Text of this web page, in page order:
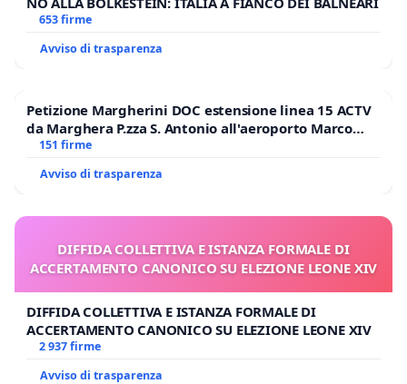
653 firme
Avviso di trasparenza
Petizione Margherini DOC estensione linea 15 ACTV
da Marghera P.zza S. Antonio all'aeroporto Marco
Polo tariffa a € 1,50
151 firme
Avviso di trasparenza
DIFFIDA COLLETTIVA E ISTANZA FORMALE DI
ACCERTAMENTO CANONICO SU ELEZIONE LEONE XIV
DIFFIDA COLLETTIVA E ISTANZA FORMALE DI
ACCERTAMENTO CANONICO SU ELEZIONE LEONE XIV
2 937 firme
Avviso di trasparenza